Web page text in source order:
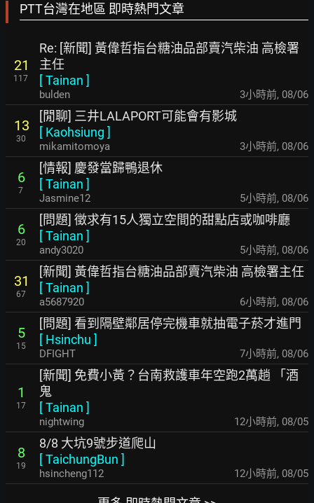
PTT台灣在地區 即時熱門文章
21
117
Re: [新聞] 黃偉哲指台糖油品部賣汽柴油 高檢署
主任
[Tainan ]
bulden 3小時前, 08/06
13
30
[閒聊] 三井LALAPORT可能會有影城
[ Kaohsiung ]
mikamitomoya 3小時前, 08/06
6
7
[情報] 慶發當歸鴨退休
[Tainan ]
Jasmine12 5小時前, 08/06
6
20
[問題] 徵求有15人獨立空間的甜點店或咖啡廳
[Tainan ]
andy3020 5小時前, 08/06
31
67
[新聞] 黃偉哲指台糖油品部賣汽柴油 高檢署主任
[Tainan ]
a5687920 6小時前, 08/06
5
15
[問題] 看到隔壁鄰居停完機車就抽電子菸才進門
[ Hsinchu ]
DFIGHT 7小時前, 08/06
1
17
[新聞] 免費小黃？台南救護車年空跑2萬趟 「酒
鬼
[Tainan ]
nightwing 12小時前, 08/05
8
19
8/8 大坑9號步道爬山
[TaichungBun ]
hsincheng112 12小時前, 08/05